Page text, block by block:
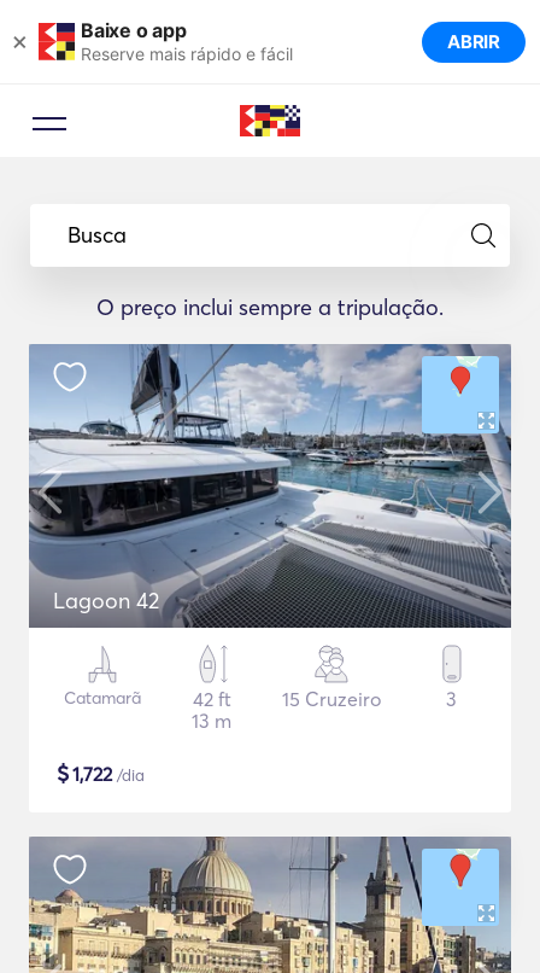
× Baixe o app
Reserve mais rápido e fácil ABRIR
Busca
O preço inclui sempre a tripulação.
Lagoon 42
Catamarã
42 ft
13 m
15 Cruzeiro 3
$1,722/dia